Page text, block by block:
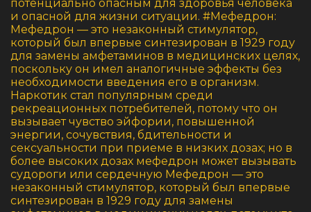
потенциально опасным для здоровья человека
и опасной для жизни ситуации. #Мефедрон:
Мефедрон — это незаконный стимулятор,
который был впервые синтезирован в 1929 году
для замены амфетаминов в медицинских целях,
поскольку он имел аналогичные эффекты без
необходимости введения его в организм.
Наркотик стал популярным среди
рекреационных потребителей, потому что он
вызывает чувство эйфории, повышенной
энергии, сочувствия, бдительности и
сексуальности при приеме в низких дозах; но в
более высоких дозах мефедрон может вызывать
судороги или сердечную Мефедрон — это
незаконный стимулятор, который был впервые
синтезирован в 1929 году для замены